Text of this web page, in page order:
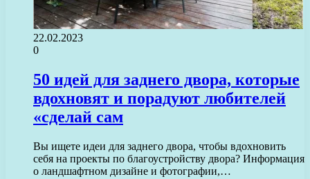
22.02.2023
0
50 идей для заднего двора, которые
вдохновят и порадуют любителей
«сделай сам
Вы ищете идеи для заднего двора, чтобы вдохновить
себя на проекты по благоустройству двора? Информация
о ландшафтном дизайне и фотографии,…